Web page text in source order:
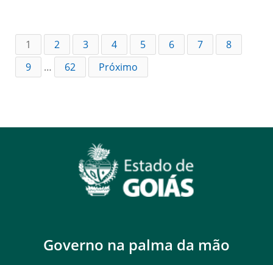
1 2 3 4 5 6 7
8
9
… 62 Próximo
Governo na palma da mão